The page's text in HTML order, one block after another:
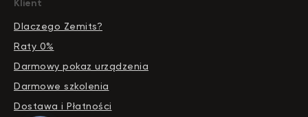
Klient
Dlaczego Zemits?
Raty 0%
Darmowy pokaz urządzenia
Darmowe szkolenia
Dostawa i Płatności